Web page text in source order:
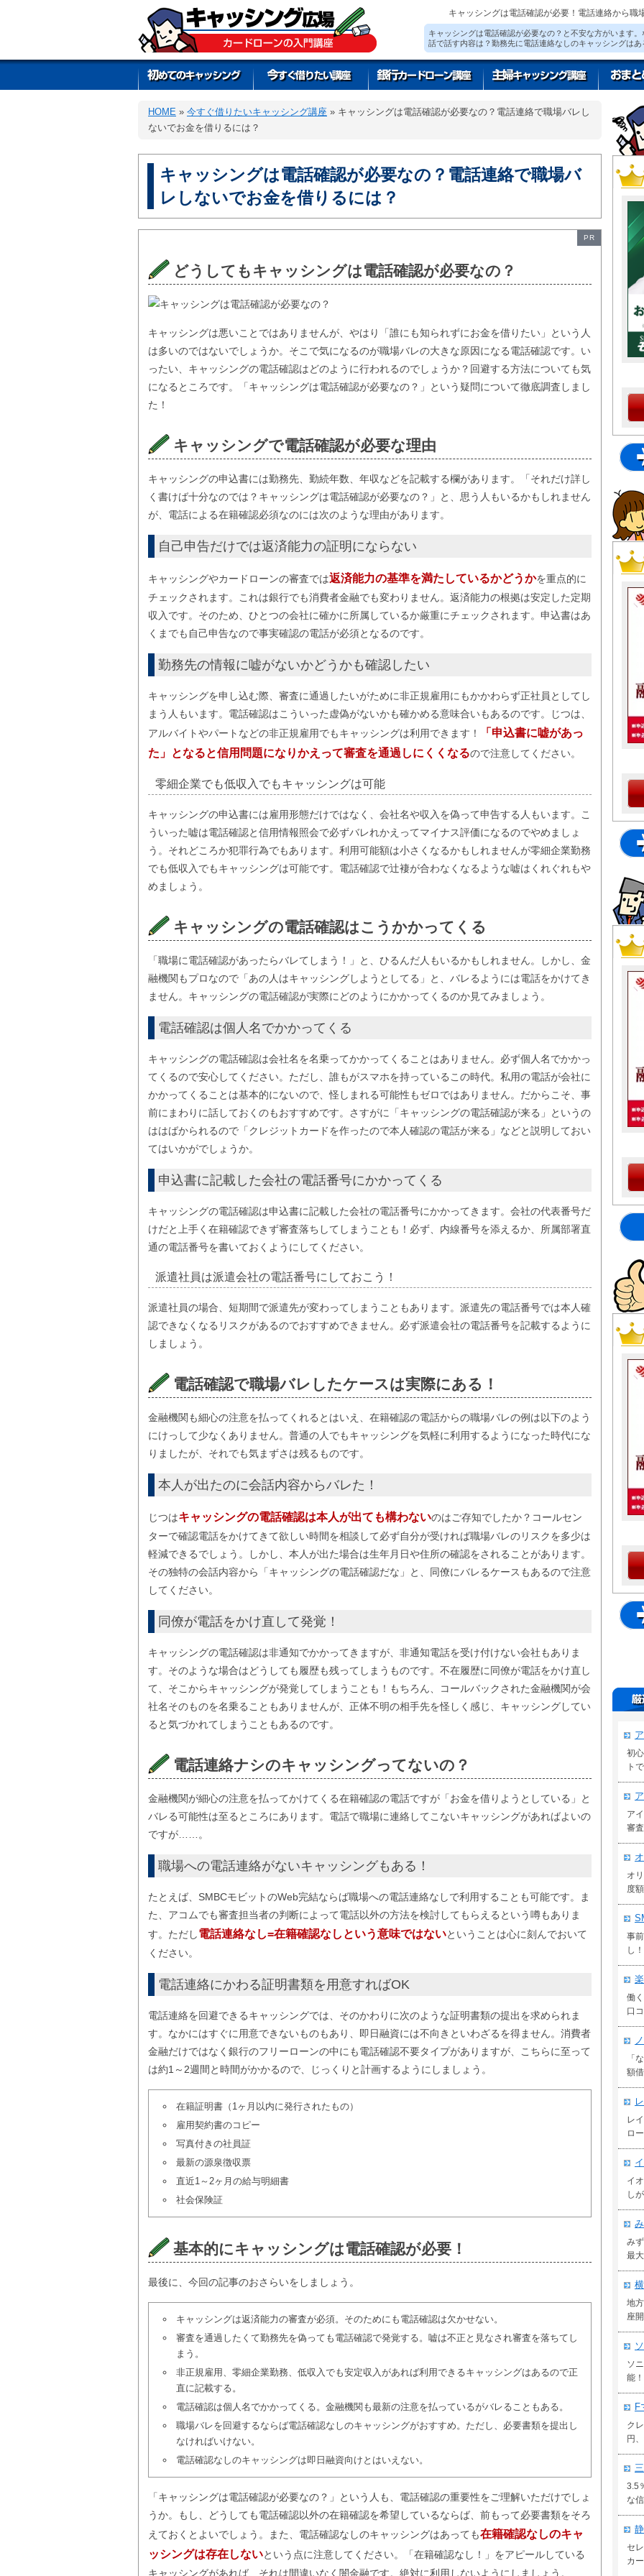
キャッシングは電話確認が必要！電話連絡から
キャッシングは電話確認が必要なの？と不安な方がいます
話で話す内容は？勤務先に電話連絡なしのキャッシングはあ
HOME » 今すぐ借りたいキャッシング講座 » キャッシングは電話確認が必要なの？電話連絡で職場バレし
ないでお金を借りるには？
キャッシングは電話確認が必要なの？電話連絡で職場バ
レしないでお金を借りるには？
PR
どうしてもキャッシングは電話確認が必要なの？
キャッシングは悪いことではありませんが、やはり「誰にも知られずにお金を借りたい」という人
は多いのではないでしょうか。そこで気になるのが職場バレの大きな原因になる電話確認です。い
ったい、キャッシングの電話確認はどのように行われるのでしょうか？回避する方法についても気
になるところです。「キャッシングは電話確認が必要なの？」という疑問について徹底調査しまし
た！
キャッシングで電話確認が必要な理由
キャッシングの申込書には勤務先、勤続年数、年収などを記載する欄があります。「それだけ詳し
く書けば十分なのでは？キャッシングは電話確認が必要なの？」と、思う人もいるかもしれません
が、電話による在籍確認必須なのには次のような理由があります。
自己申告だけでは返済能力の証明にならない
キャッシングやカードローンの審査では返済能力の基準を満たしているかどうかを重点的に
チェックされます。これは銀行でも消費者金融でも変わりません。返済能力の根拠は安定した定期
収入です。そのため、ひとつの会社に確かに所属しているか厳重にチェックされます。申込書はあ
くまでも自己申告なので事実確認の電話が必須となるのです。
勤務先の情報に嘘がないかどうかも確認したい
キャッシングを申し込む際、審査に通過したいがために非正規雇用にもかかわらず正社員としてし
まう人もいます。電話確認はこういった虚偽がないかも確かめる意味合いもあるのです。じつは、
アルバイトやパートなどの非正規雇用でもキャッシングは利用できます！
「申込書に嘘があっ
た」となると信用問題になりかえって審査を通過しにくくなるので注意してください。
零細企業でも低収入でもキャッシングは可能
キャッシングの申込書には雇用形態だけではなく、会社名や収入を偽って申告する人もいます。こ
ういった嘘は電話確認と信用情報照会で必ずバレれかえってマイナス評価になるのでやめましょ
う。それどころか犯罪行為でもあります。利用可能額は小さくなるかもしれませんが零細企業勤務
でも低収入でもキャッシングは可能です。電話確認で辻褄が合わなくなるような嘘はくれぐれもや
めましょう。
キャッシングの電話確認はこうかかってくる
「職場に電話確認があったらバレてしまう！」と、ひるんだ人もいるかもしれません。しかし、金
融機関もプロなので「あの人はキャッシングしようとしてる」と、バレるようには電話をかけてき
ません。キャッシングの電話確認が実際にどのようにかかってくるのか見てみましょう。
電話確認は個人名でかかってくる
キャッシングの電話確認は会社名を名乗ってかかってくることはありません。必ず個人名でかかっ
てくるので安心してください。ただし、誰もがスマホを持っているこの時代。私用の電話が会社に
かかってくることは基本的にないので、怪しまれる可能性もゼロではありません。だからこそ、事
前にまわりに話しておくのもおすすめです。さすがに「キャッシングの電話確認が来る」というの
ははばかられるので「クレジットカードを作ったので本人確認の電話が来る」などと説明しておい
てはいかがでしょうか。
申込書に記載した会社の電話番号にかかってくる
キャッシングの電話確認は申込書に記載した会社の電話番号にかかってきます。会社の代表番号だ
けだと上手く在籍確認できず審査落ちしてしまうことも！必ず、内線番号を添えるか、所属部署直
通の電話番号を書いておくようにしてください。
派遣社員は派遣会社の電話番号にしておこう！
派遣社員の場合、短期間で派遣先が変わってしまうこともあります。派遣先の電話番号では本人確
認できなくなるリスクがあるのでおすすめできません。必ず派遣会社の電話番号を記載するように
しましょう。
電話確認で職場バレしたケースは実際にある！
金融機関も細心の注意を払ってくれるとはいえ、在籍確認の電話からの職場バレの例は以下のよう
にけっして少なくありません。普通の人でもキャッシングを気軽に利用するようになった時代にな
りましたが、それでも気まずさは残るものです。
本人が出たのに会話内容からバレた！
じつはキャッシングの電話確認は本人が出ても構わないのはご存知でしたか？コールセン
ターで確認電話をかけてきて欲しい時間を相談して必ず自分が受ければ職場バレのリスクを多少は
軽減できるでしょう。しかし、本人が出た場合は生年月日や住所の確認をされることがあります。
その独特の会話内容から「キャッシングの電話確認だな」と、同僚にバレるケースもあるので注意
してください。
同僚が電話をかけ直して発覚！
キャッシングの電話確認は非通知でかかってきますが、非通知電話を受け付けない会社もありま
す。そのような場合はどうしても履歴も残ってしまうものです。不在履歴に同僚が電話をかけ直し
て、そこからキャッシングが発覚してしまうことも！もちろん、コールバックされた金融機関が会
社名そのものを名乗ることもありませんが、正体不明の相手先を怪しく感じ、キャッシングしてい
ると気づかれてしまうこともあるのです。
電話連絡ナシのキャッシングってないの？
金融機関が細心の注意を払ってかけてくる在籍確認の電話ですが「お金を借りようとしている」と
バレる可能性は至るところにあります。電話で職場に連絡してこないキャッシングがあればよいの
ですが……。
職場への電話連絡がないキャッシングもある！
たとえば、SMBCモビットのWeb完結ならば職場への電話連絡なしで利用することも可能です。ま
た、アコムでも審査担当者の判断によって電話以外の方法を検討してもらえるという噂もありま
す。ただし電話連絡なし=在籍確認なしという意味ではないということは心に刻んでおいて
ください。
電話連絡にかわる証明書類を用意すればOK
電話連絡を回避できるキャッシングでは、そのかわりに次のような証明書類の提出を求められま
す。なかにはすぐに用意できないものもあり、即日融資には不向きといわざるを得ません。消費者
金融だけではなく銀行のフリーローンの中にも電話確認不要タイプがありますが、こちらに至って
は約1～2週間と時間がかかるので、じっくりと計画するようにしましょう。
在籍証明書（1ヶ月以内に発行されたもの）
雇用契約書のコピー
写真付きの社員証
最新の源泉徴収票
直近1～2ヶ月の給与明細書
社会保険証
基本的にキャッシングは電話確認が必要！
最後に、今回の記事のおさらいをしましょう。
キャッシングは返済能力の審査が必須。そのためにも電話確認は欠かせない。
審査を通過したくて勤務先を偽っても電話確認で発覚する。嘘は不正と見なされ審査を落ちてし
まう。
非正規雇用、零細企業勤務、低収入でも安定収入があれば利用できるキャッシングはあるので正
直に記載する。
電話確認は個人名でかかってくる。金融機関も最新の注意を払っているがバレることもある。
職場バレを回避するならば電話確認なしのキャッシングがおすすめ。ただし、必要書類を提出し
なければいけない。
電話確認なしのキャッシングは即日融資向けとはいえない。
「キャッシングは電話確認が必要なの？」という人も、電話確認の重要性をご理解いただけでしょ
うか。もし、どうしても電話確認以外の在籍確認を希望しているならば、前もって必要書類をそろ
えておくとよいでしょう。また、電話確認なしのキャッシングはあっても在籍確認なしのキャ
ッシングは存在しないという点に注意してください。「在籍確認なし！」をアピールしている
キャッシングがあれば、それは間違いなく闇金融です。絶対に利用しないようにしましょう。
初
ト
ア
審
オ
度
事
し
働
口
「
額
レ
ロ
イ
し
み
最
地
座
ソ
能
F
ク
円
3.5
な
セ
カ